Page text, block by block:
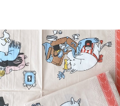
野菜・ドリンク柄
ィーフレア
イジー
ー